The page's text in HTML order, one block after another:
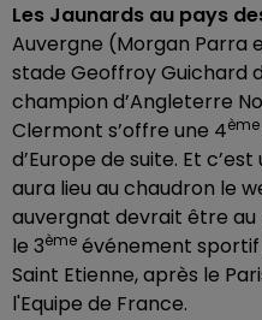
Les Jaunards au pays
Auvergne (Morgan Parra
stade Geoffroy Guichard
champion d’Angleterre
Clermont s’offre une 4ème
d’Europe de suite. Et
aura lieu au chaudron le
auvergnat devrait être
le 3ème événement sportif
Saint Etienne, après le
l'Equipe de France.